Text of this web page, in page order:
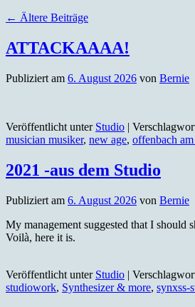
← Ältere Beiträge
ATTACKAAAA!
Publiziert am 6. August 2026 von Bernie
Veröffentlicht unter Studio |
musician musiker, new age, offenbach
2021 -aus dem Studio
Publiziert am 6. August 2026 von Bernie
My management suggested that I should
Voilà, here it is.
Veröffentlicht unter Studio |
studiowork, Synthesizer & more, synxss-